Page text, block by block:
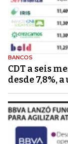
BANCOS
CDT a seis
desde 7,8%,